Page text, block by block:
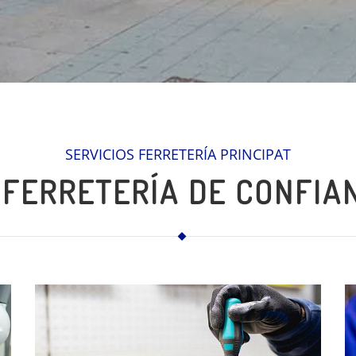
SERVICIOS FERRETERÍA PRINCIPAT
DE